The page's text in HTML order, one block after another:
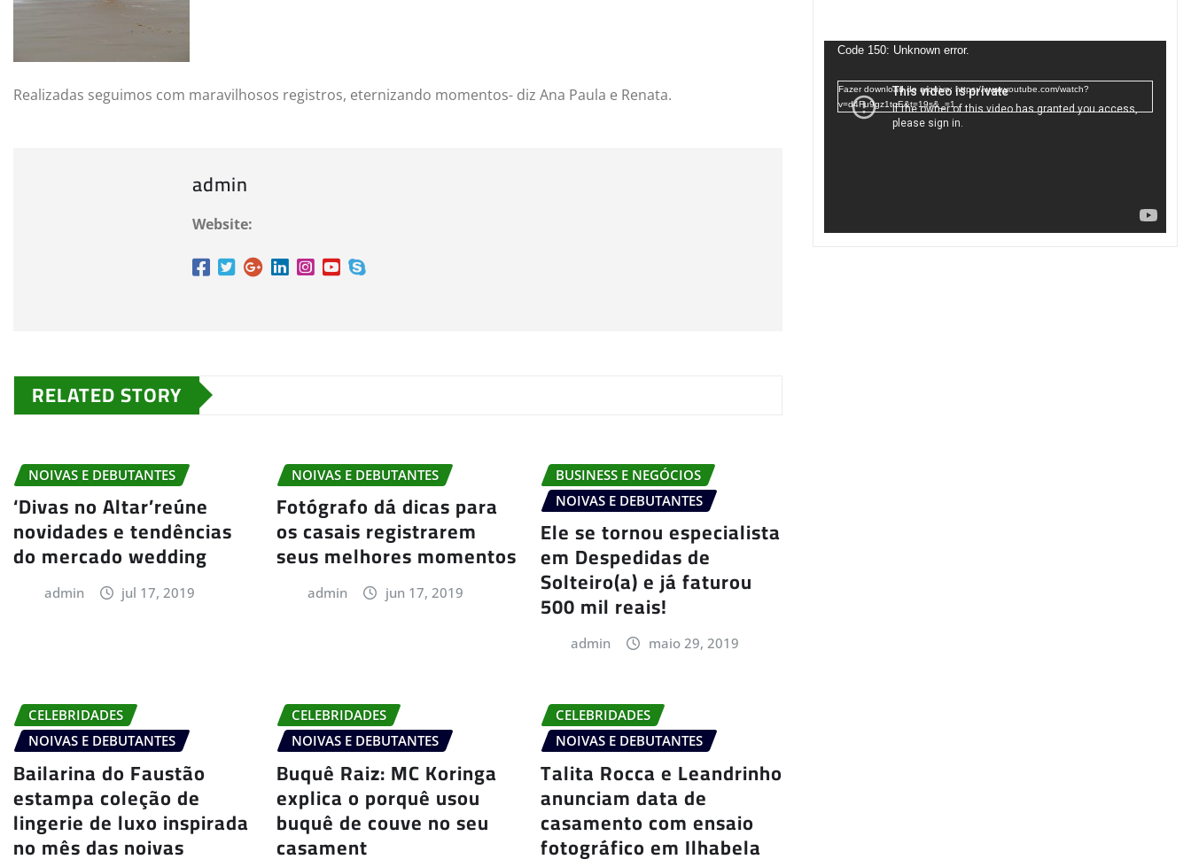
Realizadas seguimos com maravilhosos registros, eternizando momentos- diz Ana Paula e Renata.
admin
Website:
RELATED STORY
NOIVAS E DEBUTANTES
‘Divas no Altar’reúne
novidades e tendências
do mercado wedding
admin jul 17, 2019
NOIVAS E DEBUTANTES
Fotógrafo dá dicas para
os casais registrarem
seus melhores momentos
admin jun 17, 2019
BUSINESS E NEGÓCIOS
NOIVAS E DEBUTANTES
Ele se tornou especialista
em Despedidas de
Solteiro(a) e já faturou
500 mil reais!
admin maio 29, 2019
CELEBRIDADES
NOIVAS E DEBUTANTES
Bailarina do Faustão
estampa coleção de
lingerie de luxo inspirada
no mês das noivas
CELEBRIDADES
NOIVAS E DEBUTANTES
Buquê Raiz: MC Koringa
explica o porquê usou
buquê de couve no seu
casament
CELEBRIDADES
NOIVAS E DEBUTANTES
Talita Rocca e Leandrinho
anunciam data de
casamento com ensaio
fotográfico em Ilhabela
deCode 150: Unknown error.
Fazer download do arquivo: https://www.youtube.com/watch?
v=d4Fu9gz1tqE&t=19s&_=1